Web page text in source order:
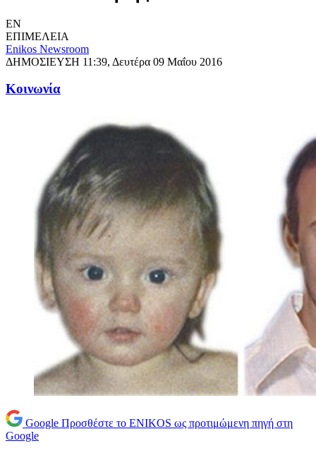
EN
ΕΠΙΜΕΛΕΙΑ
Enikos Newsroom
ΔΗΜΟΣΙΕΥΣΗ 11:39, Δευτέρα 09 Μαΐου 2016
Κοινωνία
Google Προσθέστε το ENIKOS ως προτιμώμενη πηγή στη
Google